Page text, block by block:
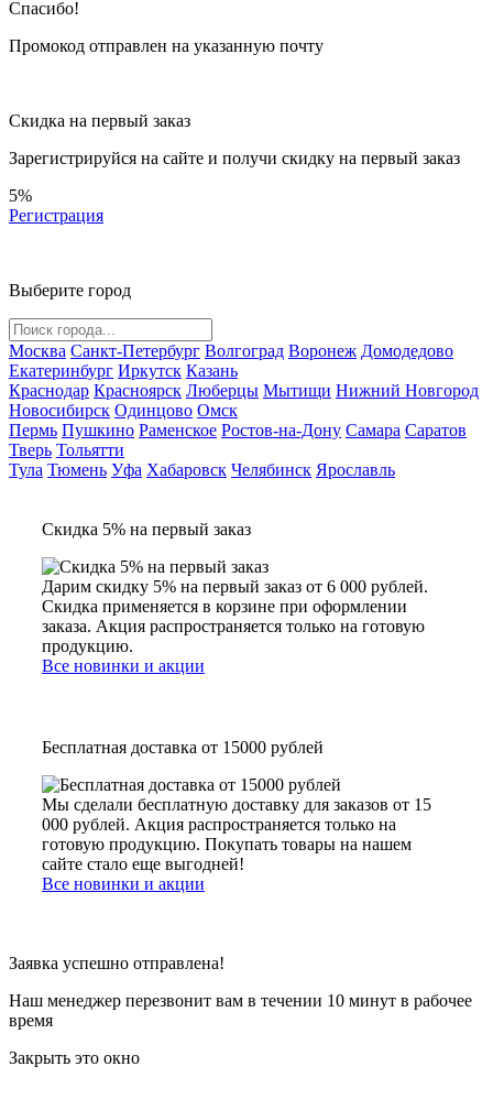
Спасибо!
Промокод отправлен на указанную почту
Скидка на первый заказ
Зарегистрируйся на сайте и получи скидку на первый заказ
5%
Регистрация
Выберите город
Москва Санкт-Петербург Волгоград Воронеж Домодедово
Екатеринбург Иркутск Казань
Краснодар Красноярск Люберцы Мытищи Нижний Новгород
Новосибирск Одинцово Омск
Пермь Пушкино Раменское Ростов-на-Дону Самара Саратов
Тверь Тольятти
Тула Тюмень Уфа Хабаровск Челябинск Ярославль
Скидка 5% на первый заказ
Дарим скидку 5% на первый заказ от 6 000 рублей.
Скидка применяется в корзине при оформлении
заказа. Акция распространяется только на готовую
продукцию.
Все новинки и акции
Бесплатная доставка от 15000 рублей
Мы сделали бесплатную доставку для заказов от 15
000 рублей. Акция распространяется только на
готовую продукцию. Покупать товары на нашем
сайте стало еще выгодней!
Все новинки и акции
Заявка успешно отправлена!
Наш менеджер перезвонит вам в течении 10 минут в рабочее
время
Закрыть это окно